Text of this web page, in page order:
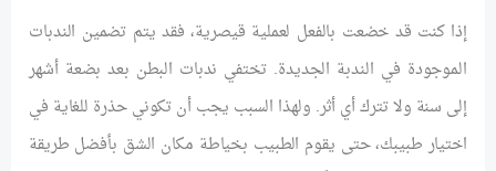
إذا كنت قد خضعت بالفعل لعملية قيصرية، فقد يتم تضمين الندبات
الموجودة في الندبة الجديدة. تختفي ندبات البطن بعد بضعة أشهر
إلى سنة ولا تترك أي أثر. ولهذا السبب يجب أن تكوني حذرة للغاية في
اختيار طبيبك، حتى يقوم الطبيب بخياطة مكان الشق بأفضل طريقة